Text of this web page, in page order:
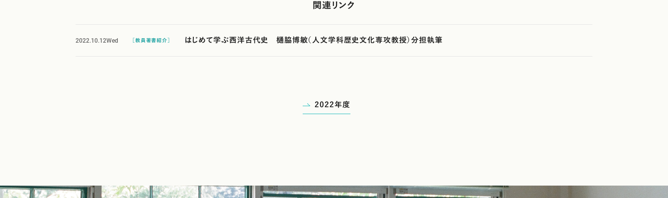
関連リンク
2022.10.12Wed ［教員著書紹介］ はじめて学ぶ西洋古代史 樋脇博敏（人文学科歴史文化専攻教授）分担執筆
2022年度